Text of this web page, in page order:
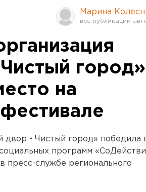
Марина
город»
на
двор - Чистый город» победила
программ
пресс-службе регионального